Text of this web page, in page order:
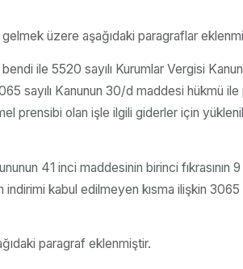
üzere aşağıdaki paragraflar
ile 5520 sayılı Kurumlar Vergisi
sayılı Kanunun 30/d maddesi hükmü
prensibi olan işle ilgili giderler için
41 inci maddesinin birinci fıkrasının
kabul edilmeyen kısma ilişkin
paragraf eklenmiştir.